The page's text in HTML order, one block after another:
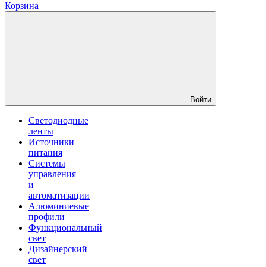
Корзина
Войти
Светодиодные
ленты
Источники
питания
Системы
управления
и
автоматизации
Алюминиевые
профили
Функциональный
свет
Дизайнерский
свет